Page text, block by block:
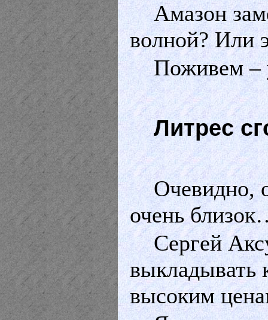
Амазон
волной? Или
Поживем
Литрес
Очевидно,
очень
Сергей
выкладывать
высоким